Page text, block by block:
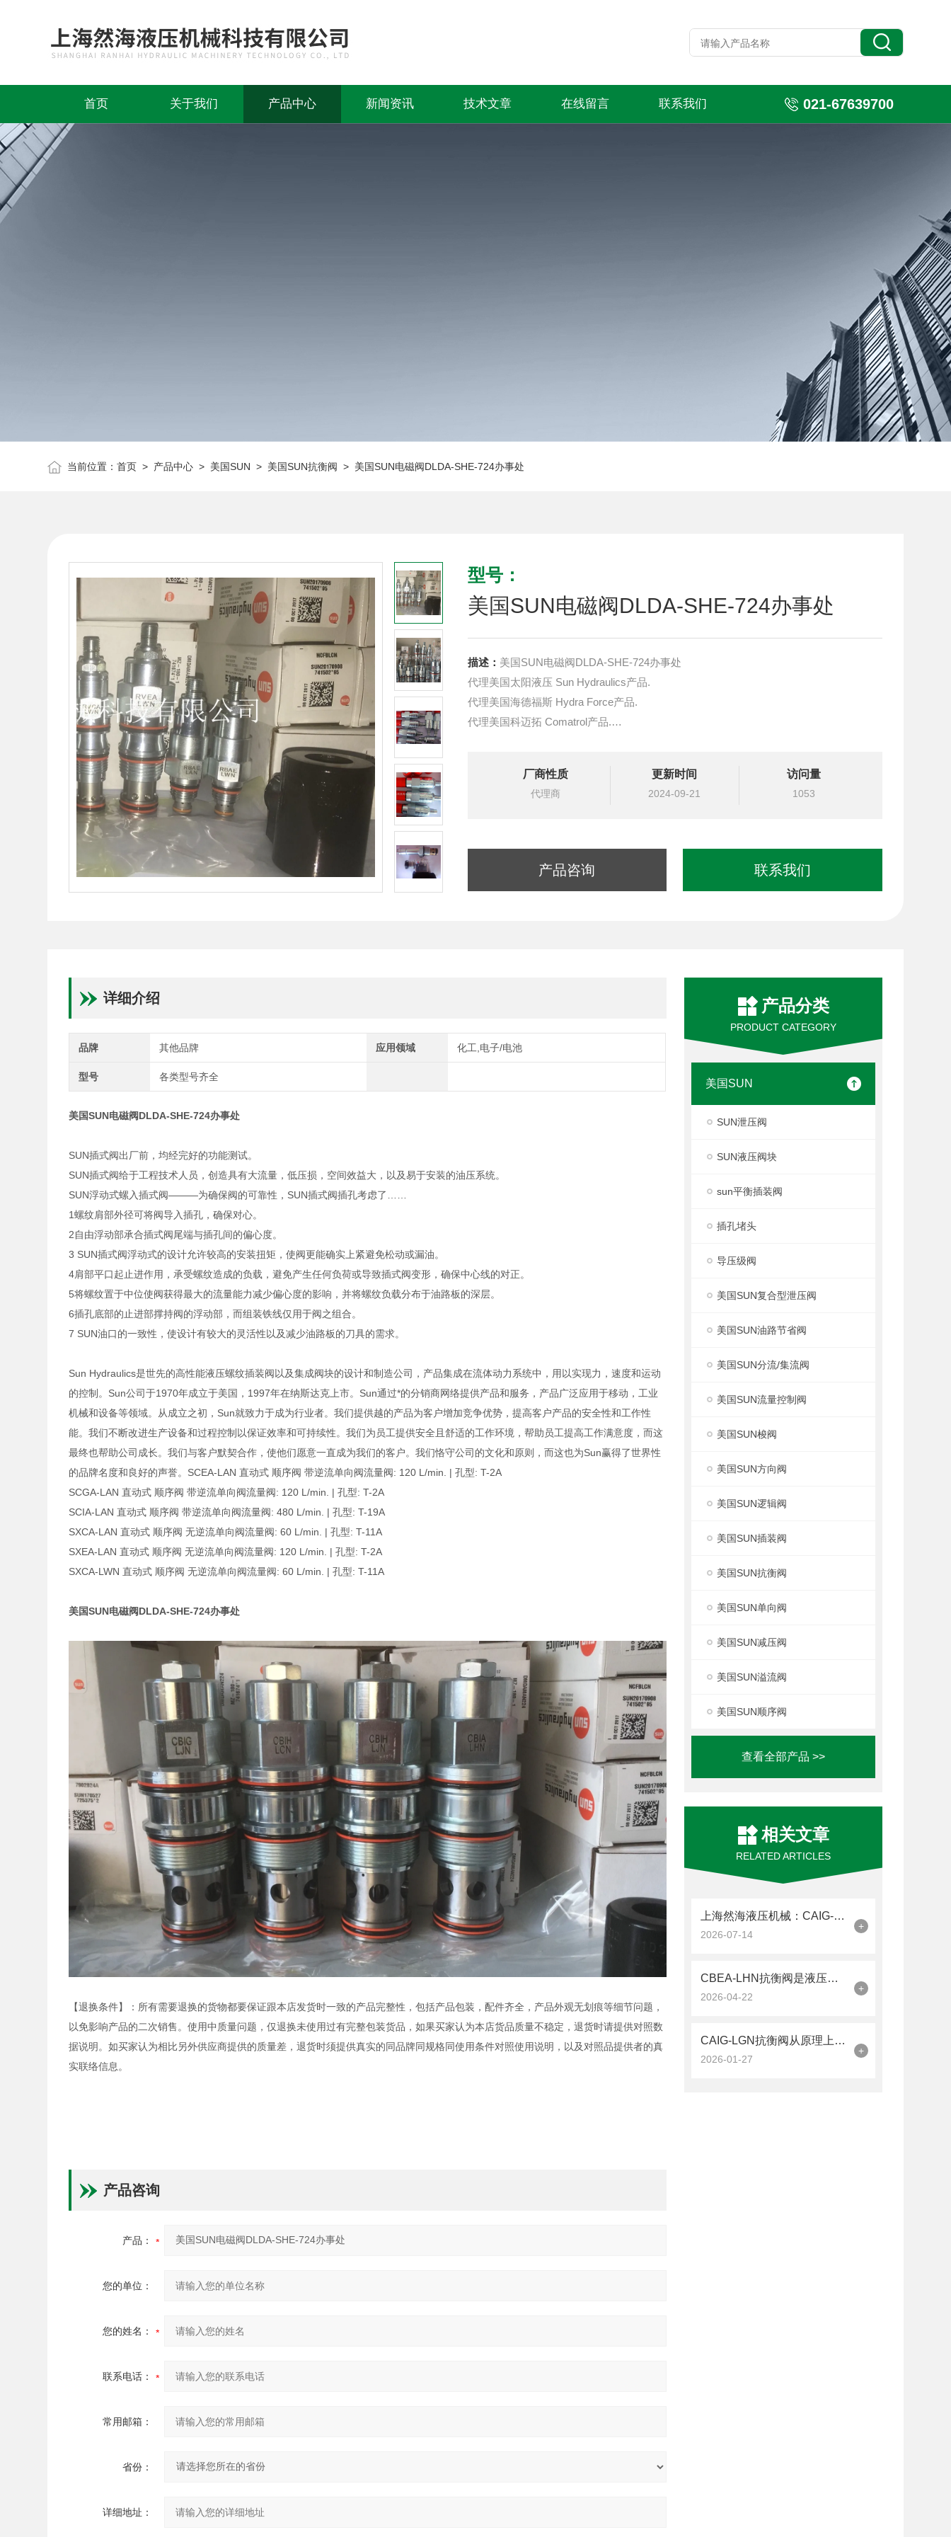
首页 关于我们 产品中心 新闻资讯 技术文章 在线留言 联系我们 021-67639700
当前位置：首页 > 产品中心 > 美国SUN > 美国SUN抗衡阀 > 美国SUN电磁阀DLDA-SHE-724办事处
型号：
美国SUN电磁阀DLDA-SHE-724办事处
描述： 美国SUN电磁阀DLDA-SHE-724办事处
代理美国太阳液压 Sun Hydraulics产品.
代理美国海德福斯 Hydra Force产品.
代理美国科迈拓 Comatrol产品.
液压油缸，经销力士乐、派克、中国台湾北部等液压元件
厂商性质
代理商
更新时间
2024-09-21
访问量
1053
产品咨询 联系我们
产品分类
PRODUCT CATEGORY
美国SUN
SUN泄压阀
SUN液压阀块
sun平衡插装阀
插孔堵头
导压级阀
美国SUN复合型泄压阀
美国SUN油路节省阀
美国SUN分流/集流阀
美国SUN流量控制阀
美国SUN梭阀
美国SUN方向阀
美国SUN逻辑阀
美国SUN插装阀
美国SUN抗衡阀
美国SUN单向阀
美国SUN减压阀
美国SUN溢流阀
美国SUN顺序阀
查看全部产品 >>
相关文章
RELATED ARTICLES
上海然海液压机械：CAIG-LGN抗衡阀的品质之选——实测数据解析
2026-07-14
+
CBEA-LHN抗衡阀是液压系统中的平衡卫士
2026-04-22
+
CAIG-LGN抗衡阀从原理上可分解为以下三个层面
2026-01-27
+
详细介绍
品牌 其他品牌 应用领域 化工,电子/电池
型号 各类型号齐全
美国SUN电磁阀DLDA-SHE-724办事处
SUN插式阀出厂前，均经完好的功能测试。
SUN插式阀给于工程技术人员，创造具有大流量，低压损，空间效益大，以及易于安装的油压系统。
SUN浮动式螺入插式阀———为确保阀的可靠性，SUN插式阀插孔考虑了……
1螺纹肩部外径可将阀导入插孔，确保对心。
2自由浮动部承合插式阀尾端与插孔间的偏心度。
3 SUN插式阀浮动式的设计允许较高的安装扭矩，使阀更能确实上紧避免松动或漏油。
4肩部平口起止进作用，承受螺纹造成的负载，避免产生任何负荷或导致插式阀变形，确保中心线的对正。
5将螺纹置于中位使阀获得最大的流量能力减少偏心度的影响，并将螺纹负载分布于油路板的深层。
6插孔底部的止进部撑持阀的浮动部，而组装铁线仅用于阀之组合。
7 SUN油口的一致性，使设计有较大的灵活性以及减少油路板的刀具的需求。
Sun Hydraulics是世先的高性能液压螺纹插装阀以及集成阀块的设计和制造公司，产品集成在流体动力系统中，用以实现力，速度和运动
的控制。Sun公司于1970年成立于美国，1997年在纳斯达克上市。Sun通过*的分销商网络提供产品和服务，产品广泛应用于移动，工业
机械和设备等领域。从成立之初，Sun就致力于成为行业者。我们提供越的产品为客户增加竞争优势，提高客户产品的安全性和工作性
能。我们不断改进生产设备和过程控制以保证效率和可持续性。我们为员工提供安全且舒适的工作环境，帮助员工提高工作满意度，而这
最终也帮助公司成长。我们与客户默契合作，使他们愿意一直成为我们的客户。我们恪守公司的文化和原则，而这也为Sun赢得了世界性
的品牌名度和良好的声誉。SCEA-LAN 直动式 顺序阀 带逆流单向阀流量阀: 120 L/min. | 孔型: T-2A
SCGA-LAN 直动式 顺序阀 带逆流单向阀流量阀: 120 L/min. | 孔型: T-2A
SCIA-LAN 直动式 顺序阀 带逆流单向阀流量阀: 480 L/min. | 孔型: T-19A
SXCA-LAN 直动式 顺序阀 无逆流单向阀流量阀: 60 L/min. | 孔型: T-11A
SXEA-LAN 直动式 顺序阀 无逆流单向阀流量阀: 120 L/min. | 孔型: T-2A
SXCA-LWN 直动式 顺序阀 无逆流单向阀流量阀: 60 L/min. | 孔型: T-11A
美国SUN电磁阀DLDA-SHE-724办事处
【退换条件】：所有需要退换的货物都要保证跟本店发货时一致的产品完整性，包括产品包装，配件齐全，产品外观无划痕等细节问题，
以免影响产品的二次销售。使用中质量问题，仅退换未使用过有完整包装货品，如果买家认为本店货品质量不稳定，退货时请提供对照数
据说明。如买家认为相比另外供应商提供的质量差，退货时须提供真实的同品牌同规格同使用条件对照使用说明，以及对照品提供者的真
实联络信息。
产品咨询
产品：
您的单位：
您的姓名：
联系电话：
常用邮箱：
省份：
详细地址：